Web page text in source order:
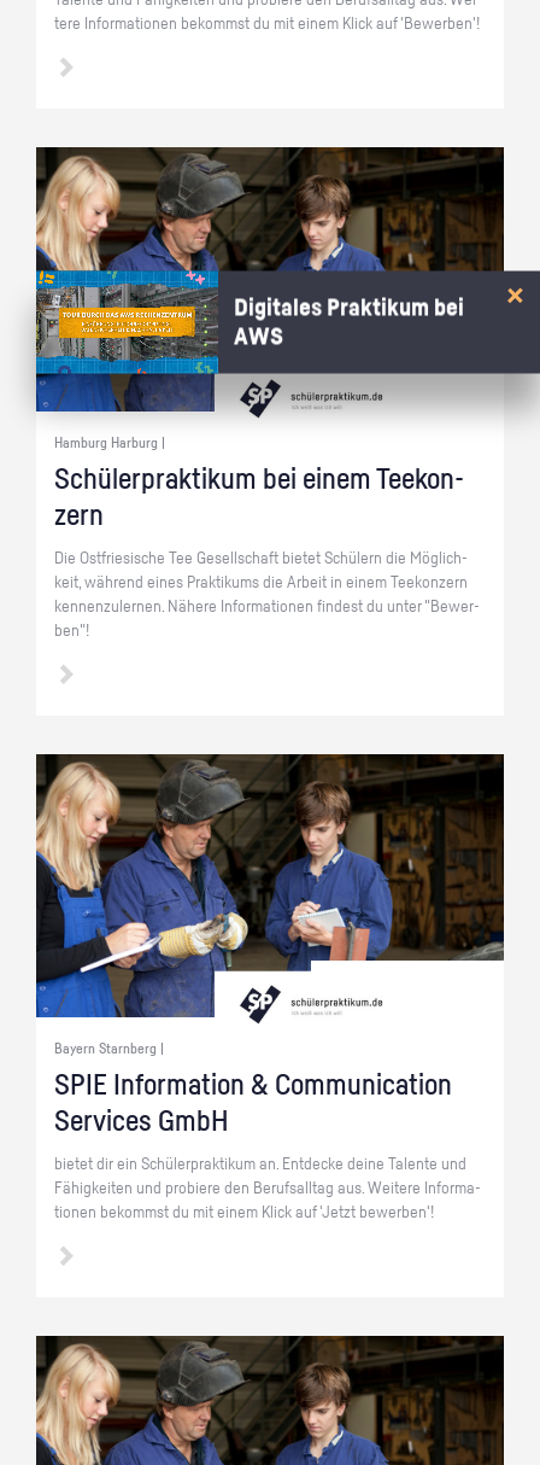
te­re In­for­ma­tio­nen be­kommst du mit einem Klick auf 'Be­wer­ben'!
Hamburg Harburg |
Schü­ler­prak­ti­kum bei einem Tee­kon­
zern
Die Ost­frie­si­sche Tee Ge­sell­schaft bie­tet Schü­lern die Mög­lich­
keit, wäh­rend eines Prak­ti­kums die Ar­beit in einem Tee­kon­zern
ken­nen­zu­ler­nen. Nä­he­re In­for­ma­tio­nen fin­dest du unter "Be­wer­
ben"!
Bayern Starnberg |
SPIE In­for­ma­ti­on & Com­mu­ni­ca­ti­on
Ser­vices GmbH
bie­tet dir ein Schü­ler­prak­ti­kum an. Ent­de­cke deine Ta­len­te und
Fä­hig­kei­ten und pro­bie­re den Be­rufs­all­tag aus. Wei­te­re In­for­ma­
tio­nen be­kommst du mit einem Klick auf 'Jetzt be­wer­ben'!
Digitales Praktikum bei
AWS